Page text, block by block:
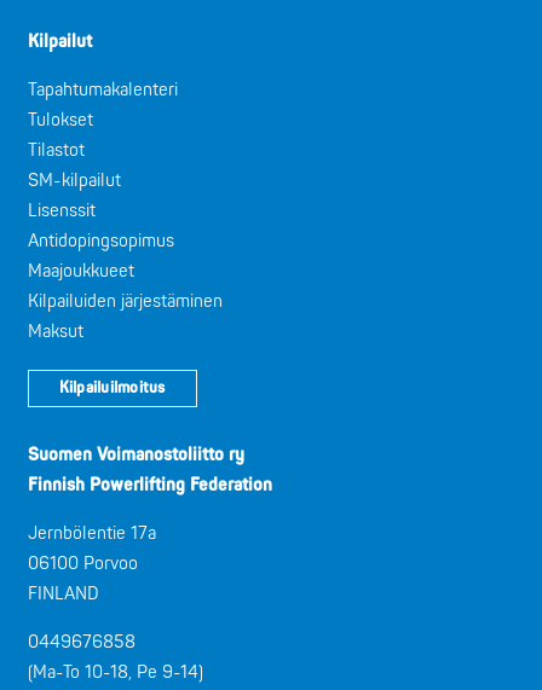
Kilpailut
Tapahtumakalenteri
Tulokset
Tilastot
SM-kilpailut
Lisenssit
Antidopingsopimus
Maajoukkueet
Kilpailuiden järjestäminen
Maksut
Kilpailuilmoitus
Suomen Voimanostoliitto ry
Finnish Powerlifting Federation
Jernbölentie 17a
06100 Porvoo
FINLAND
0449676858
(Ma-To 10-18, Pe 9-14)